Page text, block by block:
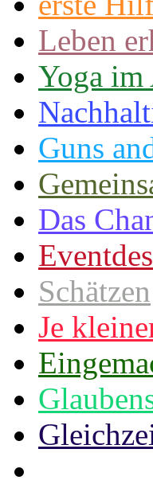
Leben
Yoga
Guns
Das
Schätzen
Je